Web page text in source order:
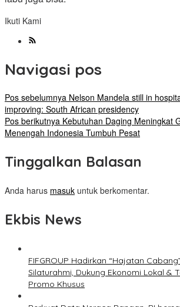
Ikuti Kami
Navigasi pos
Pos sebelumnya Nelson Mandela still in
improving: South African presidency
Pos berikutnya Kebutuhan Daging Meningkat
Menengah Indonesia Tumbuh Pesat
Tinggalkan Balasan
Anda harus masuk untuk berkomentar.
Ekbis News
FIFGROUP Hadirkan “Hajatan
Silaturahmi, Dukung Ekonomi Lokal &
Promo Khusus